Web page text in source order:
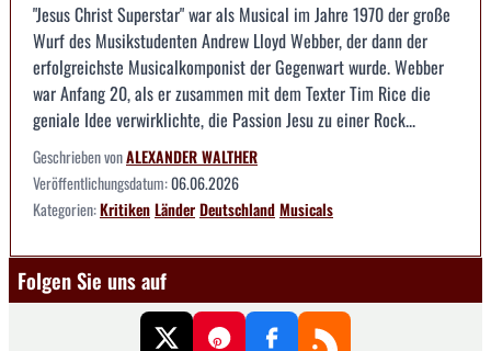
"Jesus Christ Superstar" war als Musical im Jahre 1970 der große
Wurf des Musikstudenten Andrew Lloyd Webber, der dann der
erfolgreichste Musicalkomponist der Gegenwart wurde. Webber
war Anfang 20, als er zusammen mit dem Texter Tim Rice die
geniale Idee verwirklichte, die Passion Jesu zu einer Rock...
Geschrieben vonALEXANDER WALTHER
Veröffentlichungsdatum:06.06.2026
Kategorien:KritikenLänderDeutschlandMusicals
Folgen Sie uns auf